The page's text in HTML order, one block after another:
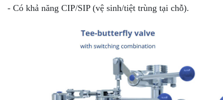
- Có khả năng CIP/SIP (vệ sinh/tiệt trùng tại chỗ).